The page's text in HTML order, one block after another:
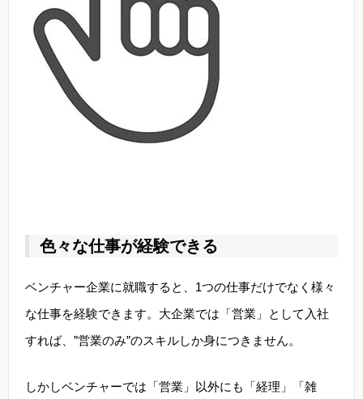
色々な仕事が経験できる
ベンチャー企業に就職すると、1つの仕事だけでなく様々
な仕事を経験できます。大企業では「営業」として入社
すれば、”営業のみ”のスキルしか身につきません。
しかしベンチャーでは「営業」以外にも「経理」「雑